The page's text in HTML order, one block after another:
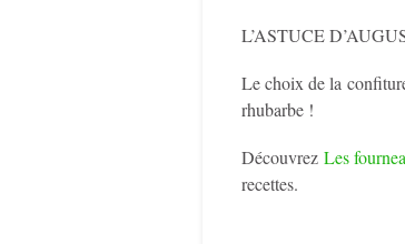
L’ASTUCE
Le choix de la
rhubarbe !
Découvrez Les
recettes.